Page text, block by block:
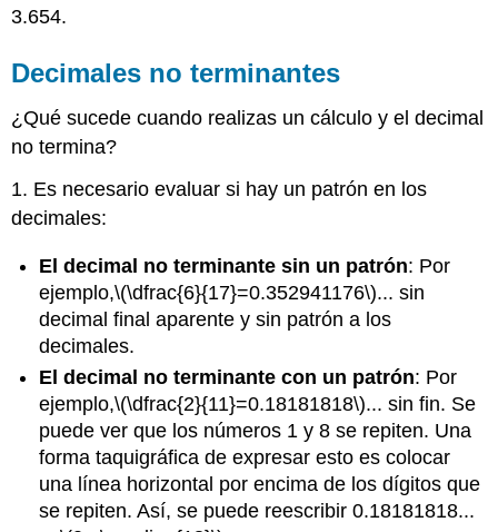
3.654.
Decimales no terminantes
¿Qué sucede cuando realizas un cálculo y el decimal
no termina?
1. Es necesario evaluar si hay un patrón en los
decimales:
El decimal no terminante sin un patrón: Por
ejemplo,\(\dfrac{6}{17}=0.352941176\)... sin
decimal final aparente y sin patrón a los
decimales.
El decimal no terminante con un patrón: Por
ejemplo,\(\dfrac{2}{11}=0.18181818\)... sin fin. Se
puede ver que los números 1 y 8 se repiten. Una
forma taquigráfica de expresar esto es colocar
una línea horizontal por encima de los dígitos que
se repiten. Así, se puede reescribir 0.18181818...